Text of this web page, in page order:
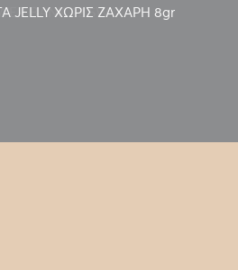
JELLY ΧΩΡΙΣ ΖΑΧΑΡΗ 8gr